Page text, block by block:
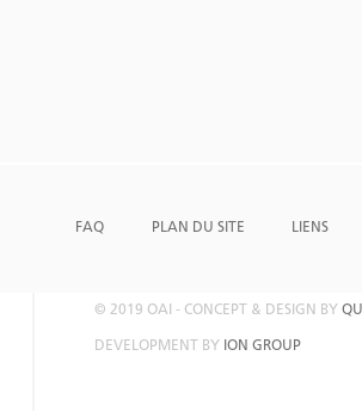
FAQ PLAN DU SITE LIENS
© 2019 OAI - CONCEPT & DESIGN BY
DEVELOPMENT BY ION GROUP